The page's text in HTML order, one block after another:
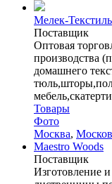
Мелек-Текстиль
Поставщик
Оптовая
производства
домашнего
Товары
Фото
Москва,
Maestro Woods
Поставщик
Изготовление